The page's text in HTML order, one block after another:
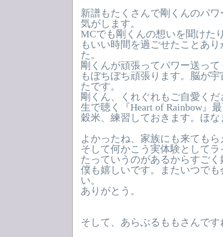
新譜もたくさんで剛くんのパ
気がします。
MCでも剛くんの想いを聞けた
もいい時間を過ごせたことあ
た。
剛くんが頑張ってパワー送っ
もぼちぼち頑張ります。脳が
たです。
剛くん、くれぐれもご自愛く
生で聴く『Heart of Rainbow』
穀米、練習しておきます。ほ
よかったね、家族にも来ても
そして何かこう実体験として
たっていうのがあるからすご
僕も嬉しいです。またいつで
い。
ありがとう。
そして、あらぶるももさんです